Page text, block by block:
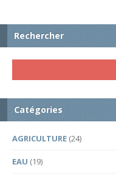
Rechercher
Catégories
AGRICULTURE (24)
EAU (19)